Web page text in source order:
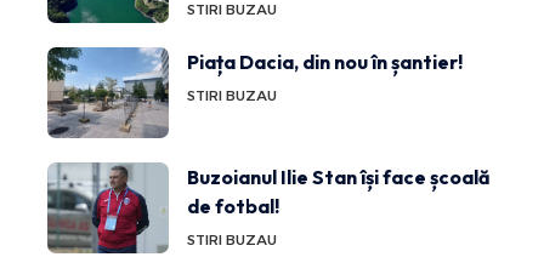
STIRI BUZAU
Piața Dacia, din nou în șantier!
STIRI BUZAU
Buzoianul Ilie Stan își face școală
de fotbal!
STIRI BUZAU